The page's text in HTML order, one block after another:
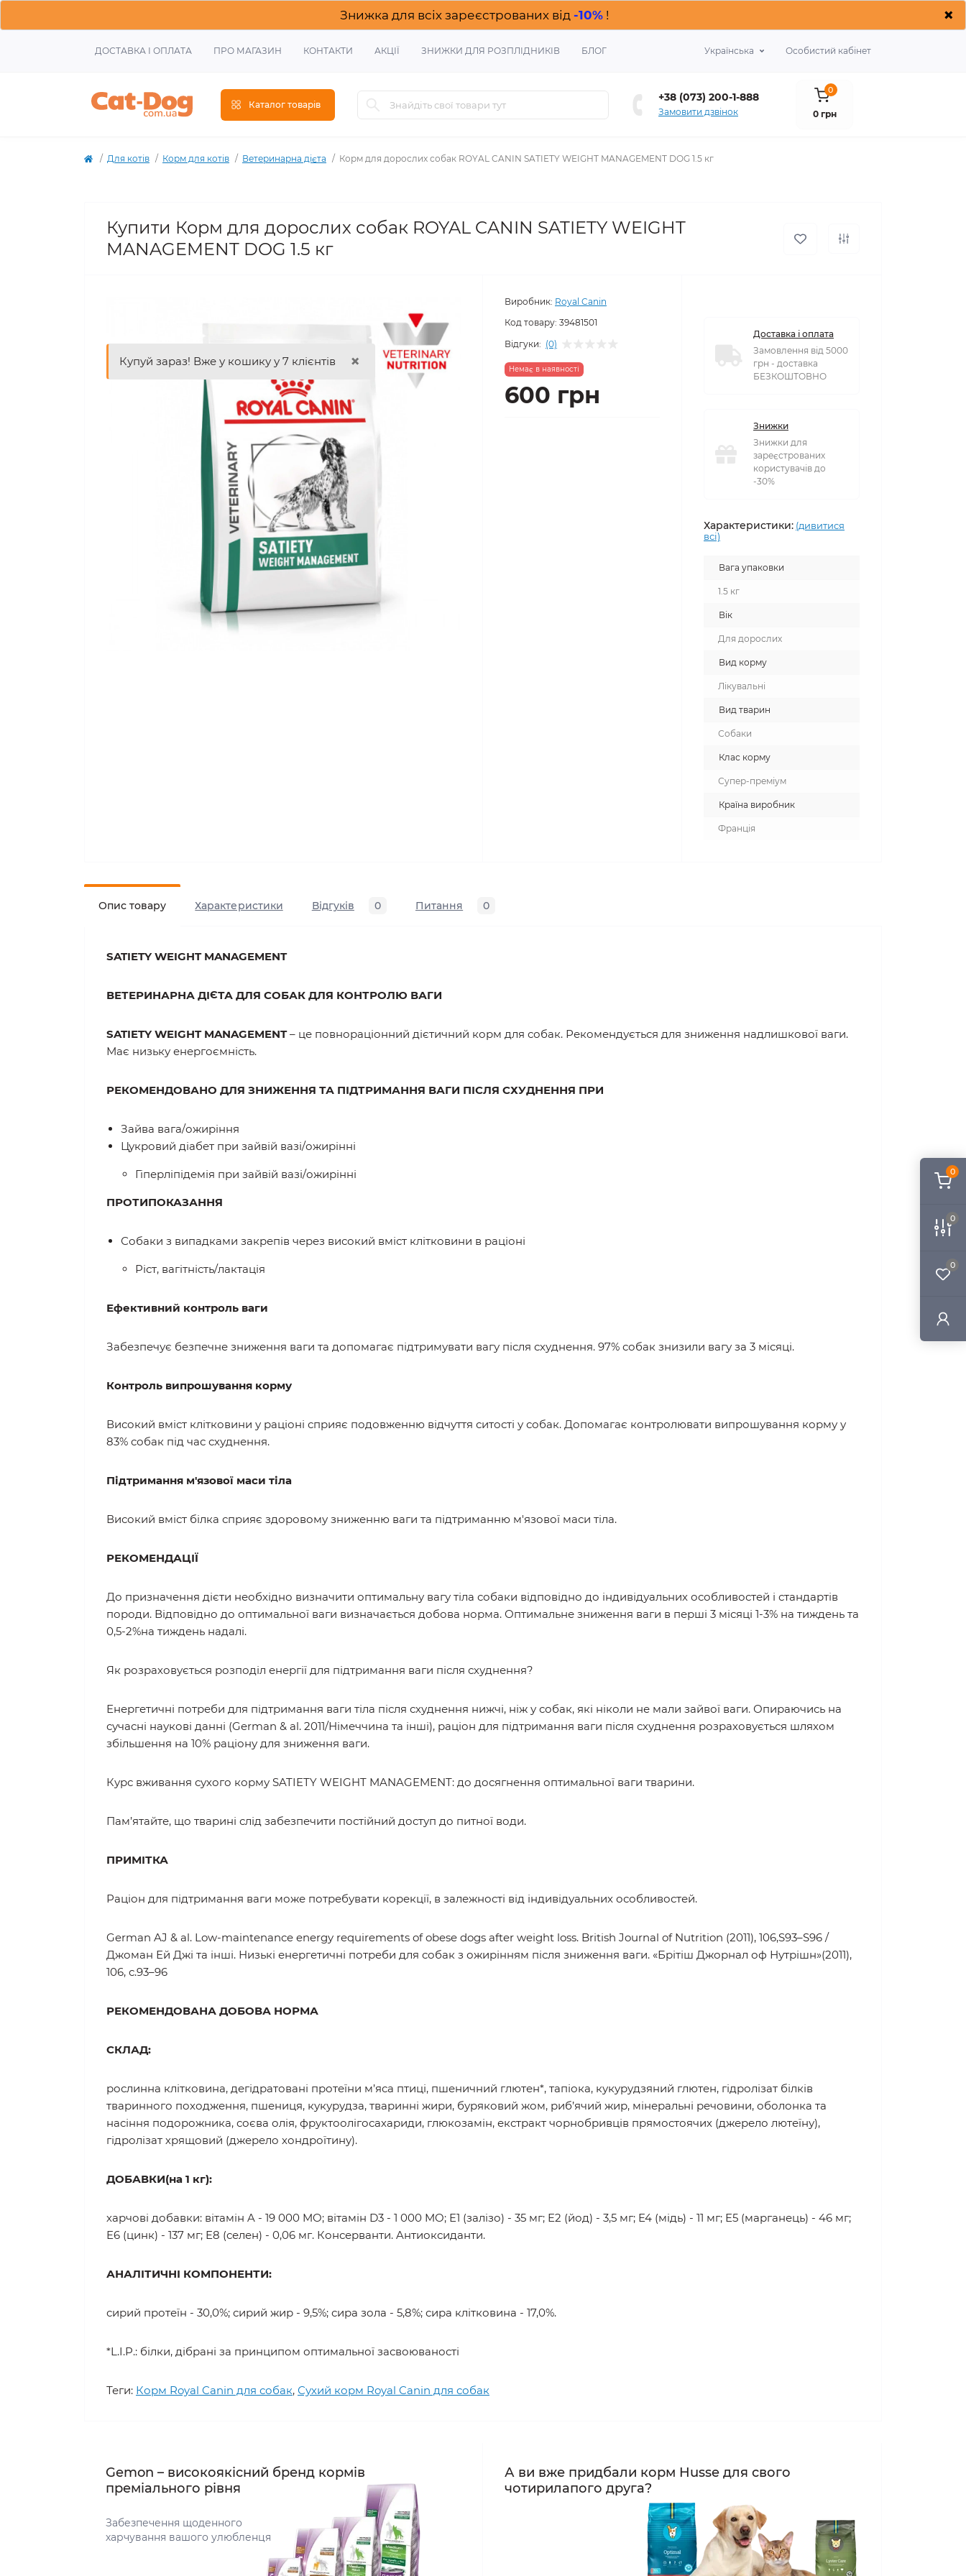
0
0
0
Знижка для всіх зареєстрованих від -10%! ×
ДОСТАВКА І ОПЛАТА ПРО МАГАЗИН КОНТАКТИ АКЦІЇ ЗНИЖКИ ДЛЯ РОЗПЛІДНИКІВ БЛОГ Українська Особистий кабінет
Каталог товарів
+38 (073) 200-1-888
Замовити дзвінок
0
0 грн
Для котів Корм для котів Ветеринарна дієта Корм для дорослих собак ROYAL CANIN SATIETY WEIGHT MANAGEMENT DOG 1.5 кг
Купити Корм для дорослих собак ROYAL CANIN SATIETY WEIGHT
MANAGEMENT DOG 1.5 кг
Купуй зараз! Вже у кошику у 7 клієнтів ×
Виробник: Royal Canin
Код товару: 39481501
Відгуки: (0)
Немає в наявності
600 грн
Доставка і оплата
Замовлення від 5000
грн - доставка
БЕЗКОШТОВНО
Знижки
Знижки для
зареєстрованих
користувачів до
-30%
Характеристики: (дивитися
всі)
Вага упаковки
1.5 кг
Вік
Для дорослих
Вид корму
Лікувальні
Вид тварин
Собаки
Клас корму
Супер-преміум
Країна виробник
Франція
Опис товару Характеристики Відгуків 0 Питання 0
SATIETY WEIGHT MANAGEMENT
ВЕТЕРИНАРНА ДІЄТА ДЛЯ СОБАК ДЛЯ КОНТРОЛЮ ВАГИ
SATIETY WEIGHT MANAGEMENT– це повнораціонний дієтичний корм для собак. Рекомендується для зниження надлишкової ваги.
Має низьку енергоємність.
РЕКОМЕНДОВАНО ДЛЯ ЗНИЖЕННЯ ТА ПІДТРИМАННЯ ВАГИ ПІСЛЯ СХУДНЕННЯ ПРИ
Зайва вага/ожиріння
Цукровий діабет при зайвій вазі/ожирінні
Гіперліпідемія при зайвій вазі/ожирінні
ПРОТИПОКАЗАННЯ
Собаки з випадками закрепів через високий вміст клітковини в раціоні
Ріст, вагітність/лактація
Ефективний контроль ваги
Забезпечує безпечне зниження ваги та допомагає підтримувати вагу після схуднення. 97% собак знизили вагу за 3 місяці.
Контроль випрошування корму
Високий вміст клітковини у раціоні сприяє подовженню відчуття ситості у собак. Допомагає контролювати випрошування корму у
83% собак під час схуднення.
Підтримання м'язової маси тіла
Високий вміст білка сприяє здоровому зниженню ваги та підтриманню м'язової маси тіла.
РЕКОМЕНДАЦІЇ
До призначення дієти необхідно визначити оптимальну вагу тіла собаки відповідно до індивідуальних особливостей і стандартів
породи. Відповідно до оптимальної ваги визначається добова норма. Оптимальне зниження ваги в перші 3 місяці 1-3% на тиждень та
0,5-2%на тиждень надалі.
Як розраховується розподіл енергії для підтримання ваги після схуднення?
Енергетичні потреби для підтримання ваги тіла після схуднення нижчі, ніж у собак, які ніколи не мали зайвої ваги. Опираючись на
сучасні наукові данні (German & al. 2011/Німеччина та інші), раціон для підтримання ваги після схуднення розраховується шляхом
збільшення на 10% раціону для зниження ваги.
Курс вживання сухого корму SATIETY WEIGHT MANAGEMENT: до досягнення оптимальної ваги тварини.
Пам’ятайте, що тварині слід забезпечити постійний доступ до питної води.
ПРИМІТКА
Раціон для підтримання ваги може потребувати корекції, в залежності від індивідуальних особливостей.
German AJ & al. Low-maintenance energy requirements of obese dogs after weight loss. British Journal of Nutrition (2011), 106,S93–S96 /
Джоман Ей Джі та інші. Низькі енергетичні потреби для собак з ожирінням після зниження ваги. «Брітіш Джорнал оф Нутрішн»(2011),
106, с.93–96
РЕКОМЕНДОВАНА ДОБОВА НОРМА
СКЛАД:
рослинна клітковина, дегідратовані протеїни м’яса птиці, пшеничний глютен*, тапіока, кукурудзяний глютен, гідролізат білків
тваринного походження, пшениця, кукурудза, тваринні жири, буряковий жом, риб’ячий жир, мінеральні речовини, оболонка та
насіння подорожника, соєва олія, фруктоолiгосахариди, глюкозамін, екстракт чорнобривців прямостоячих (джерело лютеїну),
гідролізат хрящовий (джерело хондроїтину).
ДОБАВКИ(на 1 кг):
харчові добавки: вітамін A - 19 000 MO; вітамін D3 - 1 000 MO; E1 (залiзо) - 35 мг; E2 (йод) - 3,5 мг; E4 (мiдь) - 11 мг; E5 (марганець) - 46 мг;
E6 (цинк) - 137 мг; E8 (селен) - 0,06 мг. Консерванти. Aнтиоксиданти.
АНАЛІТИЧНІ КОМПОНЕНТИ:
сирий протеїн - 30,0%; сирий жир - 9,5%; сира зола - 5,8%; сира клітковина - 17,0%.
*L.I.P.: білки, дібрані за принципом оптимальної засвоюваності
Теги: Корм Royal Canin для собак, Сухий корм Royal Canin для собак
Gemon – високоякісний бренд кормів
преміального рівня
Забезпечення щоденного
харчування вашого улюбленця
А ви вже придбали корм Husse для свого
чотирилапого друга?